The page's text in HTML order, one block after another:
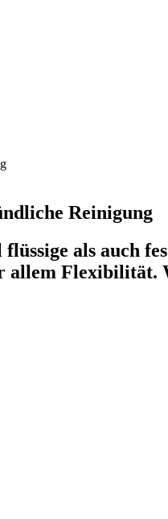
Reinigung
als auch
allem